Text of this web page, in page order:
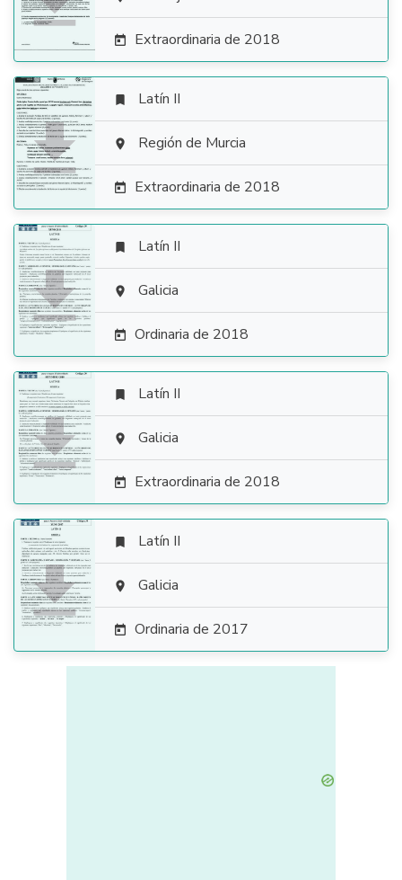
 Extraordinaria de 2018

 Latín II
 Región de Murcia
 Extraordinaria de 2018

 Latín II
 Galicia
 Ordinaria de 2018

 Latín II
 Galicia
 Extraordinaria de 2018

 Latín II
 Galicia
 Ordinaria de 2017